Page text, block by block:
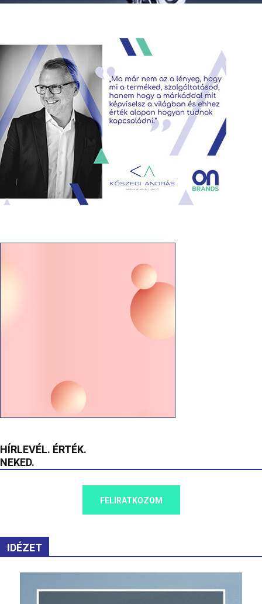
HÍRLEVÉL. ÉRTÉK.
NEKED.
FELIRATKOZOM
IDÉZET